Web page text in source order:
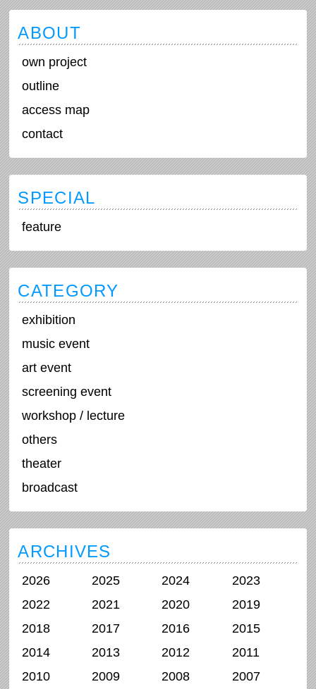
ABOUT
own project
outline
access map
contact
SPECIAL
feature
CATEGORY
exhibition
music event
art event
screening event
workshop / lecture
others
theater
broadcast
ARCHIVES
2026 2025 2024
2023
2022
2021 2020
2019
2018
2017 2016
2015
2014
2013 2012
2011
2010
2009 2008 2007